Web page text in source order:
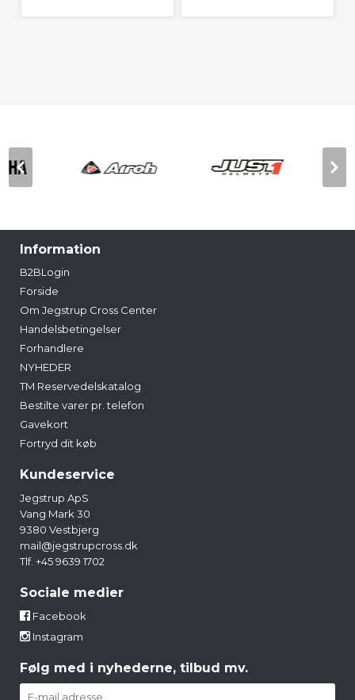
Information
B2BLogin
Forside
Om Jegstrup Cross Center
Handelsbetingelser
Forhandlere
NYHEDER
TM Reservedelskatalog
Bestilte varer pr. telefon
Gavekort
Fortryd dit køb
Kundeservice
Jegstrup ApS
Vang Mark 30
9380 Vestbjerg
mail@jegstrupcross.dk
Tlf. +45 9639 1702
Sociale medier
Facebook
Instagram
Følg med i nyhederne, tilbud mv.